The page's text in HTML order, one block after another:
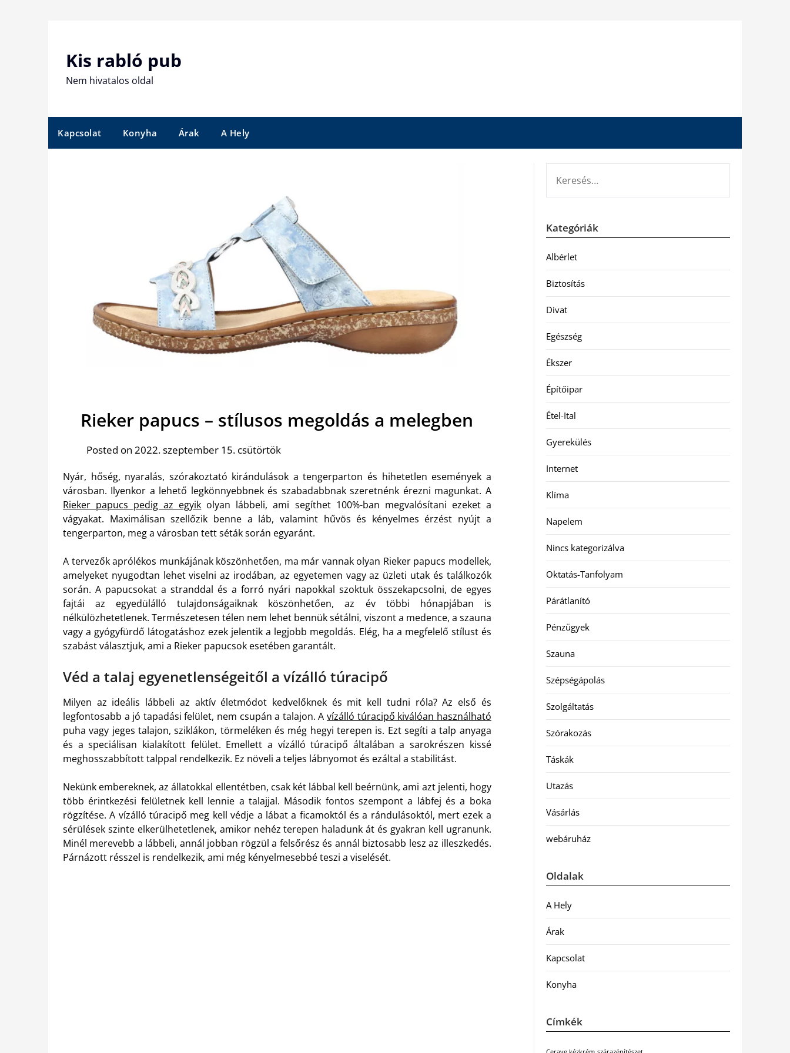
Kis rabló pub
Nem hivatalos oldal
Kapcsolat Konyha Árak A Hely
Rieker papucs – stílusos megoldás a melegben
Posted on 2022. szeptember 15. csütörtök
Nyár, hőség, nyaralás, szórakoztató kirándulások a tengerparton és hihetetlen események a
városban. Ilyenkor a lehető legkönnyebbnek és szabadabbnak szeretnénk érezni magunkat. A
Rieker papucs pedig az egyik olyan lábbeli, ami segíthet 100%-ban megvalósítani ezeket a
vágyakat. Maximálisan szellőzik benne a láb, valamint hűvös és kényelmes érzést nyújt a
tengerparton, meg a városban tett séták során egyaránt.
A tervezők aprólékos munkájának köszönhetően, ma már vannak olyan Rieker papucs modellek,
amelyeket nyugodtan lehet viselni az irodában, az egyetemen vagy az üzleti utak és találkozók
során. A papucsokat a stranddal és a forró nyári napokkal szoktuk összekapcsolni, de egyes
fajtái az egyedülálló tulajdonságaiknak köszönhetően, az év többi hónapjában is
nélkülözhetetlenek. Természetesen télen nem lehet bennük sétálni, viszont a medence, a szauna
vagy a gyógyfürdő látogatáshoz ezek jelentik a legjobb megoldás. Elég, ha a megfelelő stílust és
szabást választjuk, ami a Rieker papucsok esetében garantált.
Véd a talaj egyenetlenségeitől a vízálló túracipő
Milyen az ideális lábbeli az aktív életmódot kedvelőknek és mit kell tudni róla? Az első és
legfontosabb a jó tapadási felület, nem csupán a talajon. A vízálló túracipő kiválóan használható
puha vagy jeges talajon, sziklákon, törmeléken és még hegyi terepen is. Ezt segíti a talp anyaga
és a speciálisan kialakított felület. Emellett a vízálló túracipő általában a sarokrészen kissé
meghosszabbított talppal rendelkezik. Ez növeli a teljes lábnyomot és ezáltal a stabilitást.
Nekünk embereknek, az állatokkal ellentétben, csak két lábbal kell beérnünk, ami azt jelenti, hogy
több érintkezési felületnek kell lennie a talajjal. Második fontos szempont a lábfej és a boka
rögzítése. A vízálló túracipő meg kell védje a lábat a ficamoktól és a rándulásoktól, mert ezek a
sérülések szinte elkerülhetetlenek, amikor nehéz terepen haladunk át és gyakran kell ugranunk.
Minél merevebb a lábbeli, annál jobban rögzül a felsőrész és annál biztosabb lesz az illeszkedés.
Párnázott résszel is rendelkezik, ami még kényelmesebbé teszi a viselését.
Kategóriák
Albérlet
Biztosítás
Divat
Egészség
Ékszer
Építőipar
Étel-Ital
Gyerekülés
Internet
Klíma
Napelem
Nincs kategorizálva
Oktatás-Tanfolyam
Párátlanító
Pénzügyek
Szauna
Szépségápolás
Szolgáltatás
Szórakozás
Táskák
Utazás
Vásárlás
webáruház
Oldalak
A Hely
Árak
Kapcsolat
Konyha
Címkék